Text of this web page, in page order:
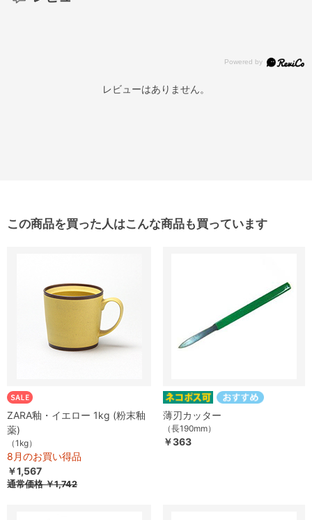
レビューはありません。
この商品を買った人はこんな商品も買っています
ZARA釉・イエロー 1kg (粉末釉
薬)
（1kg）
8月のお買い得品
￥1,567
通常価格￥1,742
薄刃カッター
（長190mm）
￥363